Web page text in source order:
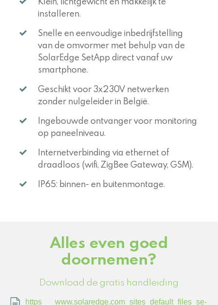
installeren.
Snelle en eenvoudige inbedrijfstelling
van de omvormer met behulp van de
SolarEdge SetApp direct vanaf uw
smartphone.
Geschikt voor 3x230V netwerken
zonder nulgeleider in België.
Ingebouwde ontvanger voor monitoring
op paneelniveau.
Internetverbinding via ethernet of
draadloos (wifi, ZigBee Gateway, GSM).
IP65: binnen- en buitenmontage.
Alles even goed
doornemen?
Download de gratis handleiding
https___www.solaredge.com_sites_default_files_se-